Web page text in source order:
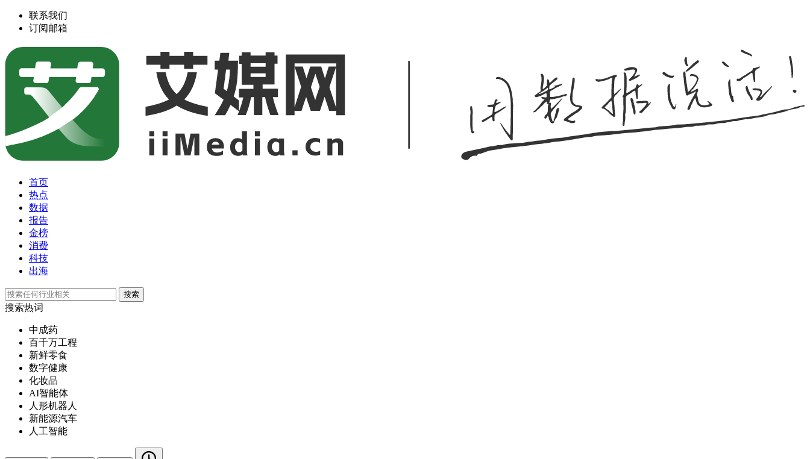
联系我们
订阅邮箱
首页
热点
数据
报告
金榜
消费
科技
出海
搜索
搜索热词
中成药
百千万工程
新鲜零食
数字健康
化妆品
AI智能体
人形机器人
新能源汽车
人工智能